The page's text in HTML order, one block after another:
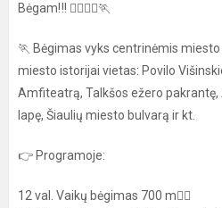
Bėgam‼️! 🏃‍♀️🏃‍♂️🏃
🏃 Bėgimas vyks centrinėmis
miesto istorijai vietas: Povilo
Amfiteatrą, Talkšos ežero pakrantę,
lapę, Šiaulių miesto bulvarą ir kt.
👉 Programoje:
12 val. Vaikų bėgimas 700 m🏃‍♀️